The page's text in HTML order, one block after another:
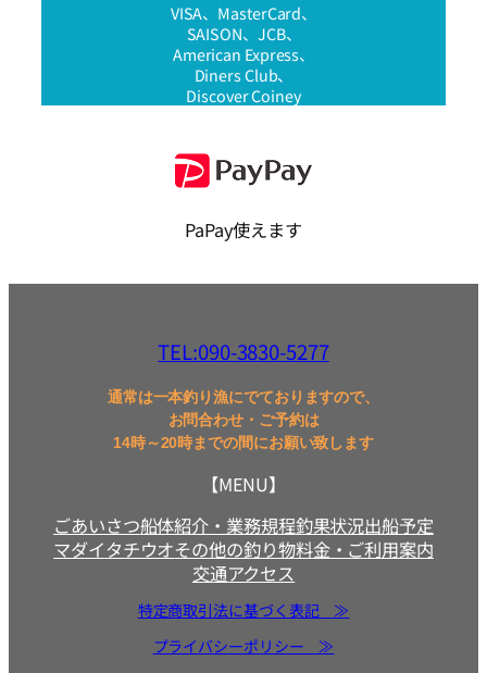
VISA、MasterCard、
SAISON、JCB、
American Express、
Diners Club、
Discover Coiney
PaPay使えます
TEL:090-3830-5277
通常は一本釣り漁にでておりますので、
お問合わせ・ご予約は
14時～20時までの間にお願い致します
【MENU】
ごあいさつ船体紹介・業務規程釣果状況出船予定
マダイタチウオその他の釣り物料金・ご利用案内
交通アクセス
特定商取引法に基づく表記 ≫
プライバシーポリシー ≫